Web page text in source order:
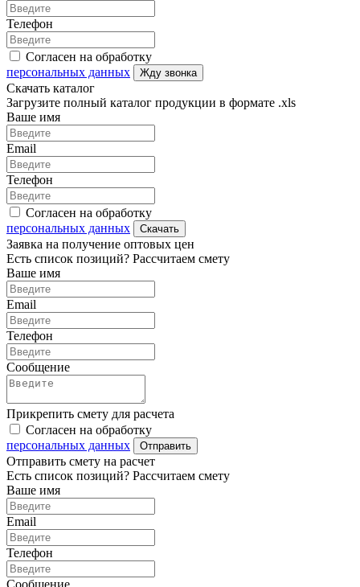
Телефон
Согласен на обработку
персональных данных
Жду звонка
Скачать каталог
Загрузите полный каталог продукции в формате .xls
Ваше имя
Email
Телефон
Согласен на обработку
персональных данных
Скачать
Заявка на получение оптовых цен
Есть список позиций? Рассчитаем смету
Ваше имя
Email
Телефон
Сообщение
Прикрепить смету для расчета
Согласен на обработку
персональных данных
Отправить
Отправить смету на расчет
Есть список позиций? Рассчитаем смету
Ваше имя
Email
Телефон
Сообщение